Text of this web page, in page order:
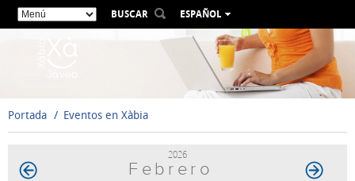
BUSCAR
ESPAÑOL
VALENCIÀ
ENGLISH
FRANÇAIS
Portada Eventos en Xàbia
2026
Febrero